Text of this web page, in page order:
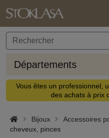
Départements
Vous êtes un professionnel,
des achats à prix
Bijoux Accessoires
cheveux, pinces